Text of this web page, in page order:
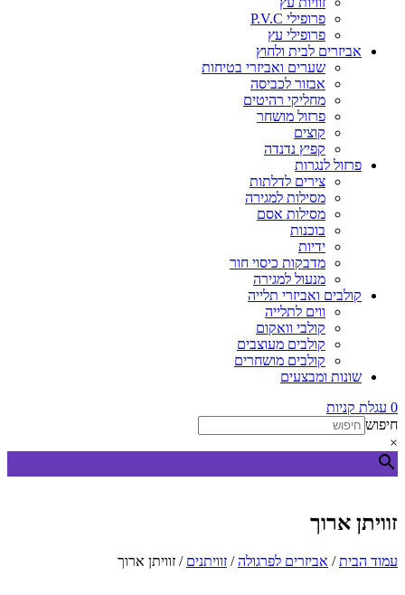
פרופילי P.V.C
פרופילי עץ
אביזרים לבית ולחוץ
שערים ואביזרי בטיחות
אבזור לכביסה
מחליקי רהיטים
פרזול מושחר
קוצים
קפיץ נדנדה
פרזול לנגרות
צירים לדלתות
מסילות למגירה
מסילות אסם
בוכנות
ידיות
מדבקות כיסוי חור
מנעול למגירה
קולבים ואביזרי תלייה
ווים לתלייה
קולבי וואקום
קולבים מעוצבים
קולבים מושחרים
שונות ומבצעים
0 עגלת קניות
חיפוש
×
זוויתן ארוך
עמוד הבית/ אביזרים לפרגולה/ זוויתנים / זוויתן ארוך